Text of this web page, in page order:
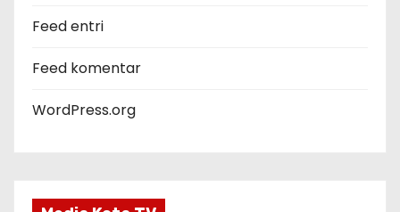
Feed entri
Feed komentar
WordPress.org